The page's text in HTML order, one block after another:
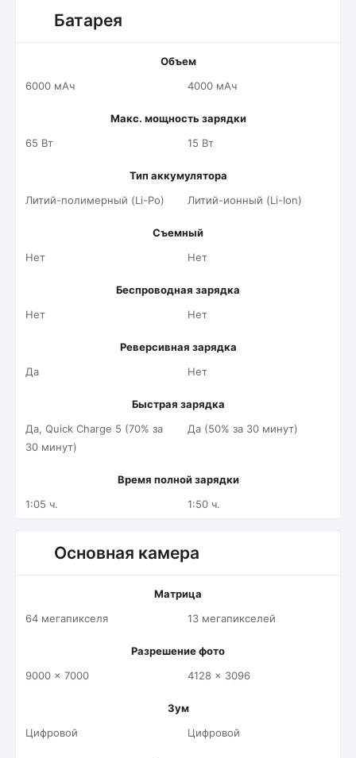
Батарея
Объем
6000 мАч
4000 мАч
Макс. мощность зарядки
65 Вт
15 Вт
Тип аккумулятора
Литий-полимерный (Li-Po)
Литий-ионный (Li-Ion)
Съемный
Нет
Нет
Беспроводная зарядка
Нет
Нет
Реверсивная зарядка
Да
Нет
Быстрая зарядка
Да, Quick Charge 5 (70% за
30 минут)
Да (50% за 30 минут)
Время полной зарядки
1:05 ч.
1:50 ч.
Основная камера
Матрица
64 мегапикселя
13 мегапикселей
Разрешение фото
9000 x 7000
4128 x 3096
Зум
Цифровой
Цифровой